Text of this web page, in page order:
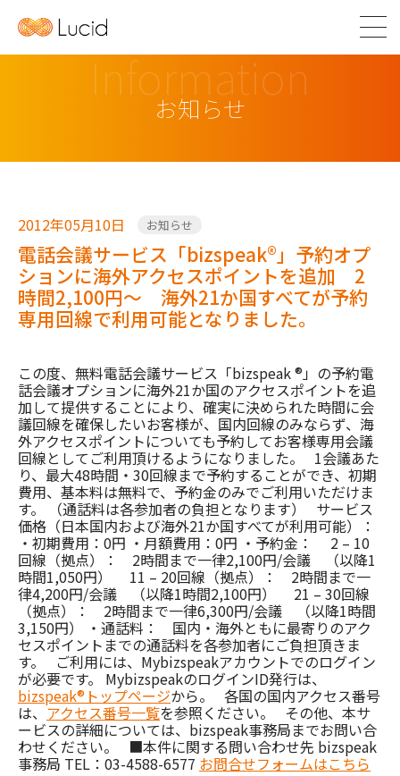
Information
お知らせ
2012年05月10日 お知らせ
電話会議サービス「bizspeak®」予約オプ
ションに海外アクセスポイントを追加 2
時間2,100円～ 海外21か国すべてが予約
専用回線で利用可能となりました。
この度、無料電話会議サービス「bizspeak ®」の予約電
話会議オプションに海外21か国のアクセスポイントを追
加して提供することにより、確実に決められた時間に会
議回線を確保したいお客様が、国内回線のみならず、海
外アクセスポイントについても予約してお客様専用会議
回線としてご利用頂けるようになりました。 1会議あた
り、最大48時間・30回線まで予約することができ、初期
費用、基本料は無料で、予約金のみでご利用いただけま
す。 （通話料は各参加者の負担となります） サービス
価格（日本国内および海外21か国すべてが利用可能）：
・初期費用：0円 ・月額費用：0円 ・予約金： 2 – 10
回線（拠点） ： 2時間まで一律2,100円/会議 （以降1
時間1,050円） 11 – 20回線（拠点） ： 2時間まで一
律4,200円/会議 （以降1時間2,100円） 21 – 30回線
（拠点） ： 2時間まで一律6,300円/会議 （以降1時間
3,150円） ・通話料： 国内・海外ともに最寄りのアク
セスポイントまでの通話料を各参加者にご負担頂きま
す。 ご利用には、Mybizspeakアカウントでのログイン
が必要です。 MybizspeakのログインID発行は、
bizspeak®トップページから。 各国の国内アクセス番号
は、アクセス番号一覧を参照ください。 その他、本サ
ービスの詳細については、bizspeak事務局までお問い合
わせください。 ■本件に関する問い合わせ先 bizspeak
事務局 TEL：03-4588-6577 お問合せフォームはこちら